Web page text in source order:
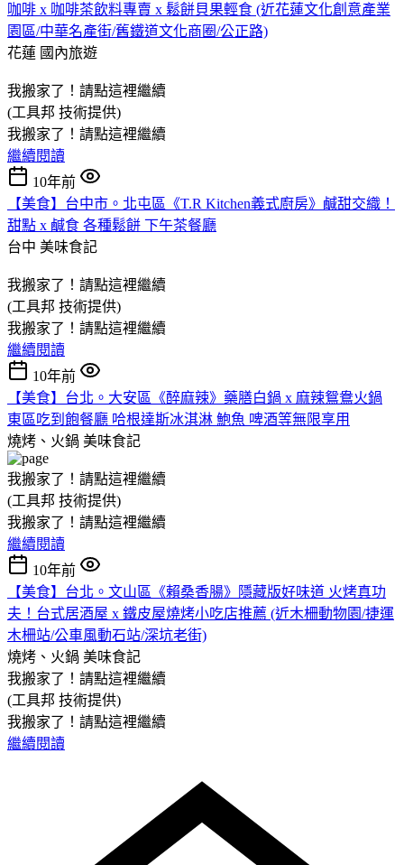
咖啡 x 咖啡茶飲料專賣 x 鬆餅貝果輕食 (近花蓮文化創意產業
園區/中華名產街/舊鐵道文化商圈/公正路)
花蓮 國內旅遊
我搬家了！請點這裡繼續
(工具邦 技術提供)
我搬家了！請點這裡繼續
繼續閱讀
10年前
【美食】台中市。北屯區《T.R Kitchen義式廚房》鹹甜交織！
甜點 x 鹹食 各種鬆餅 下午茶餐廳
台中 美味食記
我搬家了！請點這裡繼續
(工具邦 技術提供)
我搬家了！請點這裡繼續
繼續閱讀
10年前
【美食】台北。大安區《醉麻辣》藥膳白鍋 x 麻辣鴛鴦火鍋
東區吃到飽餐廳 哈根達斯冰淇淋 鮑魚 啤酒等無限享用
燒烤、火鍋 美味食記
我搬家了！請點這裡繼續
(工具邦 技術提供)
我搬家了！請點這裡繼續
繼續閱讀
10年前
【美食】台北。文山區《賴桑香腸》隱藏版好味道 火烤真功
夫！台式居酒屋 x 鐵皮屋燒烤小吃店推薦 (近木柵動物園/捷運
木柵站/公車風動石站/深坑老街)
燒烤、火鍋 美味食記
我搬家了！請點這裡繼續
(工具邦 技術提供)
我搬家了！請點這裡繼續
繼續閱讀